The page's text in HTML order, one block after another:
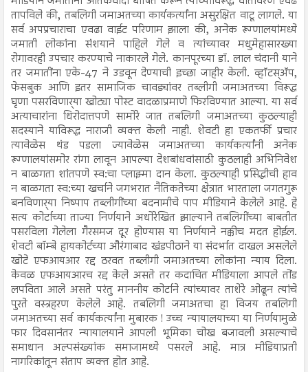
तापविले की, तबलिगी जमाअतच्या कार्यकर्त्यांना असुरक्षित वाटू लागले. या
सर्व अपप्रचाराचा एवढा वाईट परिणाम झाला की, अनेक रूग्णालयांमध्ये
जमाती लोकांना संशयाने पाहिले गेले व त्यांच्यावर मधुमेहासारख्या
रोगावरही उपचार करण्याचे नाकारले गेले. कानपूरच्या डॉ. लाल चंदानी याने
तर जमातींना एके-47 ने उडवून देण्याची इच्छा जाहीर केली. व्हॉटस्अ‍ॅप,
फेसबुक आणि इतर सामाजिक चावड्यांवर तब्लीगी जमाअतच्या विरूद्ध
घृणा पसरविणार्‍या खोट्या पोस्ट वादळाप्रमाणे फिरविण्यात आल्या. या सर्व
अत्याचारांना धिरोदात्तपणे सामोरे जात तबलिगी जमाअतच्या कुठल्याही
सदस्याने याविरूद्ध नाराजी व्यक्त केली नाही. शेवटी हा एकतर्फी प्रचार
त्यावेळेस थंड पडला ज्यावेळेस जमाअतच्या कार्यकर्त्यांनी अनेक
रूग्णालयांसमोर रांगा लावून आपल्या देशबांधवांसाठी कुठलाही अभिनिवेश
न बाळगता शांतपणे स्व:चा प्लाझ्मा दान केला. कुठल्याही प्रसिद्धीची हाव
न बाळगता स्व:च्या खर्चाने जगभरात नैतिकतेच्या क्षेत्रात भारताला जगतगुरू
बनविणार्‍या निष्पाप तब्लीगींच्या बदनामीचे पाप मीडियाने केलेले आहे. हे
सत्य कोर्टाच्या ताज्या निर्णयाने अधोरेखित झाल्याने तबलिगींच्या बाबतीत
पसरविला गेलेला गैरसमज दूर होण्यास या निर्णयाने नक्कीच मदत होईल.
शेवटी बॉम्बे हायकोर्टच्या औरंगाबाद खंडपीठाने या संदर्भात दाखल असलेले
खोटे एफआयआर रद्द ठरवत तब्लीगी जमाअतच्या लोकांना न्याय दिला.
केवळ एफआयआरच रद्द केले असते तर कदाचित मीडियाला आपले तोंड
लपविता आले असते परंतु माननीय कोर्टाने त्यांच्यावर ताशेरे ओढून त्यांचे
पुरते वस्त्रहरण केलेले आहे. तबलिगी जमाअतचा हा विजय तबलिगी
जमाअतच्या सर्व कार्यकर्त्यांना मुबारक ! उच्च न्यायालयाच्या या निर्णयामुळे
फार दिवसानंतर न्यायालयाने आपली भूमिका चोख बजावली असल्याचे
समाधान अल्पसंख्यांक समाजामध्ये पसरले आहे. मात्र मीडियाप्रती
नागरिकांतून संताप व्यक्त होत आहे.